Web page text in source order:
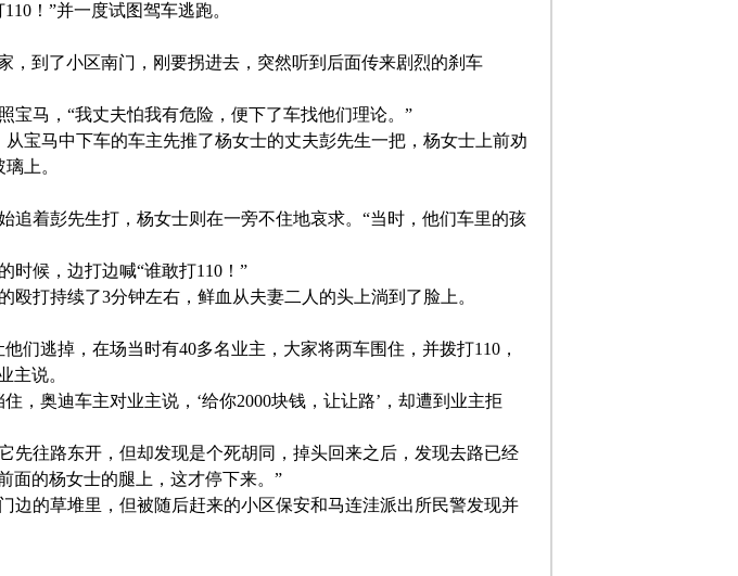
！”并一度试图驾车逃跑。
，到了小区南门，刚要拐进去，突然听到后面传来剧烈的刹车
宝马，“我丈夫怕我有危险，便下了车找他们理论。”
宝马中下车的车主先推了杨女士的丈夫彭先生一把，杨女士上前劝
上。
追着彭先生打，杨女士则在一旁不住地哀求。“当时，他们车里的孩
时候，边打边喊“谁敢打110！”
殴打持续了3分钟左右，鲜血从夫妻二人的头上淌到了脸上。
们逃掉，在场当时有40多名业主，大家将两车围住，并拨打110，
主说。
，奥迪车主对业主说，‘给你2000块钱，让让路’，却遭到业主拒
先往路东开，但却发现是个死胡同，掉头回来之后，发现去路已经
面的杨女士的腿上，这才停下来。”
边的草堆里，但被随后赶来的小区保安和马连洼派出所民警发现并